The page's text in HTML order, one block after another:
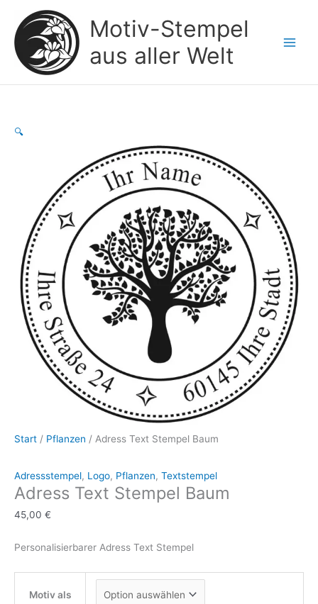
Inhalt
springen
Motiv-Stempel
aus aller Welt
🔍
Start / Pflanzen / Adress Text Stempel Baum
Adressstempel, Logo, Pflanzen, Textstempel
Adress Text Stempel Baum
45,00 €
Personalisierbarer Adress Text Stempel
Motiv als